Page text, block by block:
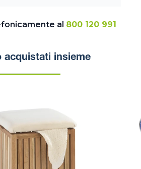
al 800 120 991
acquistati insieme